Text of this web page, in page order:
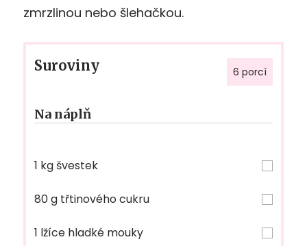
zmrzlinou nebo šlehačkou.
Suroviny 6 porcí
Na náplň
1 kg švestek
80 g třtinového cukru
1 lžíce hladké mouky